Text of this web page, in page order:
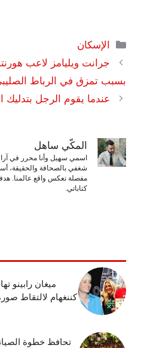
التصنيفات
الإسكان
جرانت ويليامز لاعب
بسبب تمزق في الرباط
عندما يقوم الرجل بتدليك
المكّي ساهل
اسمي سهيل وأنا محرر في
شغفي بالصحافة والحقيقة،
مفصلة تعكس واقع عالمنا.
كتاباتي.
ميغان رابينو
كننغهام لالتقاط
تحافظ خطوة